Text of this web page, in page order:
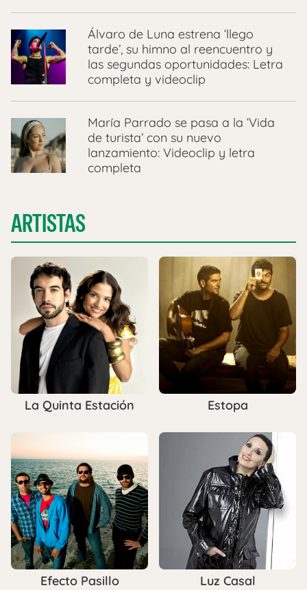
Álvaro de Luna estrena ‘llego
tarde’, su himno al reencuentro y
las segundas oportunidades: Letra
completa y videoclip
María Parrado se pasa a la ‘Vida
de turista’ con su nuevo
lanzamiento: Videoclip y letra
completa
ARTISTAS
La Quinta Estación Estopa
Efecto Pasillo Luz Casal